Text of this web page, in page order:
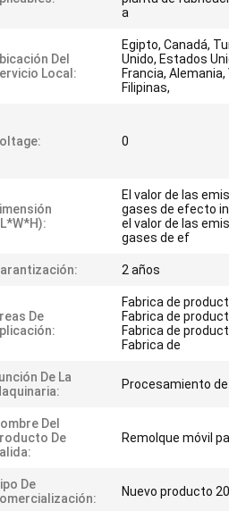
a
Del
Local:
Egipto, Canadá,
Unido, Estados
Francia,
Filipinas,
0
El valor de las
gases de efecto
el valor de las
gases de ef
2 años
De
Fabrica de
Fabrica de
Fabrica de
Fabrica de
De La
Procesamiento
Del
De
Remolque móvil
De
Nuevo producto